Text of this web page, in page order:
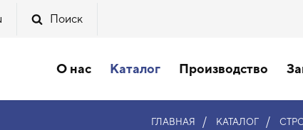
Поиск
О нас Каталог Производство
ГЛАВНАЯ / КАТАЛОГ /